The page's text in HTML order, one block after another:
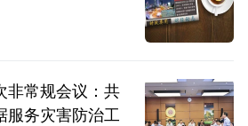
非常规会议：共
服务灾害防治工